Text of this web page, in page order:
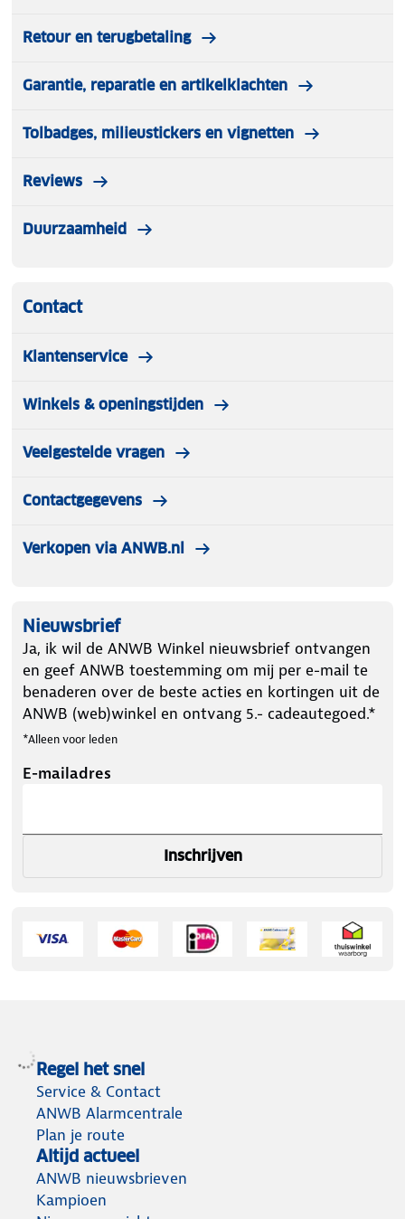
Retour en terugbetaling
Garantie, reparatie en artikelklachten
Tolbadges, milieustickers en vignetten
Reviews
Duurzaamheid
Contact
Klantenservice
Winkels & openingstijden
Veelgestelde vragen
Contactgegevens
Verkopen via ANWB.nl
Nieuwsbrief
Ja, ik wil de ANWB Winkel nieuwsbrief ontvangen
en geef ANWB toestemming om mij per e-mail te
benaderen over de beste acties en kortingen uit de
ANWB (web)winkel en ontvang 5.- cadeautegoed.*
*Alleen voor leden
E-mailadres
Inschrijven
Regel het snel
Service & Contact
ANWB Alarmcentrale
Plan je route
Altijd actueel
ANWB nieuwsbrieven
Kampioen